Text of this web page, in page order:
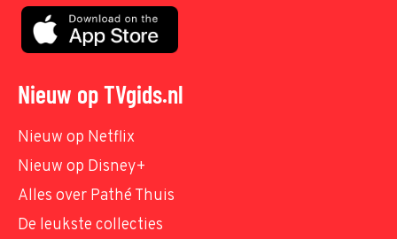
Nieuw op TVgids.nl
Nieuw op Netflix
Nieuw op Disney+
Alles over Pathé Thuis
De leukste collecties